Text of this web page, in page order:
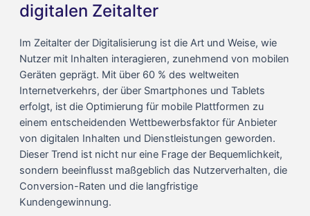
digitalen Zeitalter
Im Zeitalter der Digitalisierung ist die Art und Weise, wie
Nutzer mit Inhalten interagieren, zunehmend von mobilen
Geräten geprägt. Mit über 60 % des weltweiten
Internetverkehrs, der über Smartphones und Tablets
erfolgt, ist die Optimierung für mobile Plattformen zu
einem entscheidenden Wettbewerbsfaktor für Anbieter
von digitalen Inhalten und Dienstleistungen geworden.
Dieser Trend ist nicht nur eine Frage der Bequemlichkeit,
sondern beeinflusst maßgeblich das Nutzerverhalten, die
Conversion-Raten und die langfristige
Kundengewinnung.